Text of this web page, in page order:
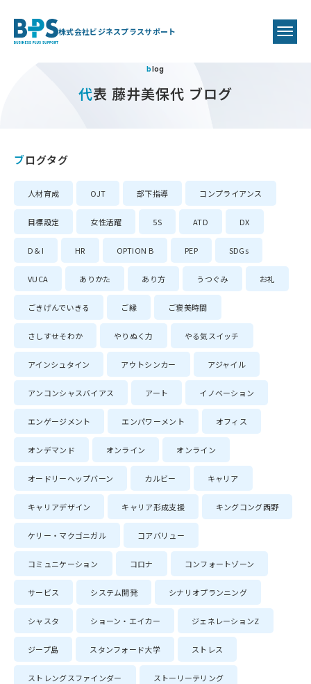
株式会社ビジネスプラスサポート
blog
代表 藤井美保代 ブログ
ブログタグ
人材育成 OJT 部下指導 コンプライアンス
目標設定 女性活躍 5S ATD DX
D＆I HR OPTION B PEP SDGs
VUCA ありかた あり方 うつぐみ お礼
ごきげんでいきる ご縁 ご褒美時間
さしすせそわか やりぬく力 やる気スイッチ
アインシュタイン アウトシンカー アジャイル
アンコンシャスバイアス アート イノベーション
エンゲージメント エンパワーメント オフィス
オンデマンド オンライン オンライン
オードリーヘップバーン カルビー キャリア
キャリアデザイン キャリア形成支援 キングコング西野
ケリー・マクゴニガル コアバリュー
コミュニケーション コロナ コンフォートゾーン
サービス システム開発 シナリオプランニング
シャスタ ショーン・エイカー ジェネレーションZ
ジープ島 スタンフォード大学 ストレス
ストレングスファインダー ストーリーテリング